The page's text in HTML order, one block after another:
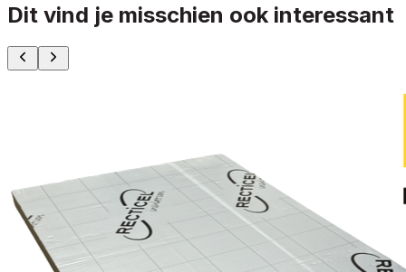
Dit vind je misschien ook interessant